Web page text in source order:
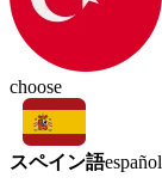
choose
スペイン語español